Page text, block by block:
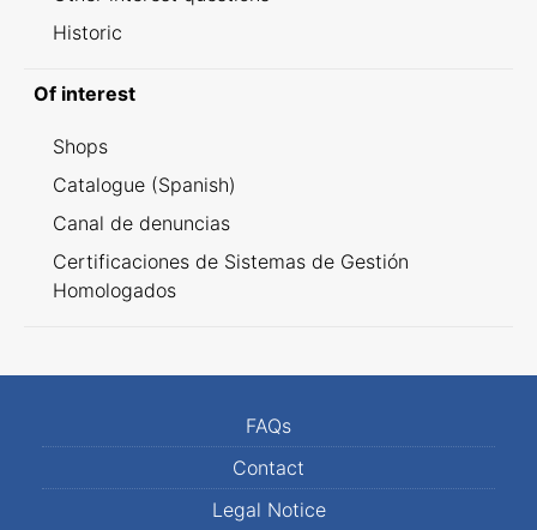
Historic
Of interest
Shops
Catalogue (Spanish)
Canal de denuncias
Certificaciones de Sistemas de Gestión
Homologados
FAQs
Contact
Legal Notice